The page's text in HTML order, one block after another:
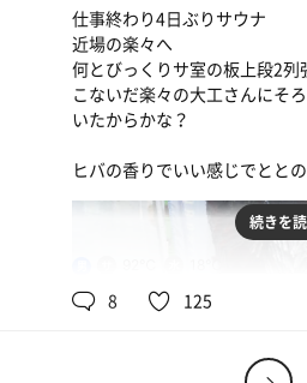
仕事終わり4日ぶりサウナ
近場の楽々へ
何とびっくりサ室の板上段2
こないだ楽々の大工さんにそ
いたからかな？
ヒバの香りでいい感じでとと
続きを
8 125